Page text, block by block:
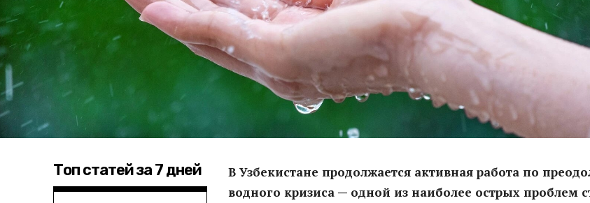
Топ статей за 7 дней
В Узбекистане продолжается активная работа по
водного кризиса — одной из наиболее острых проблем